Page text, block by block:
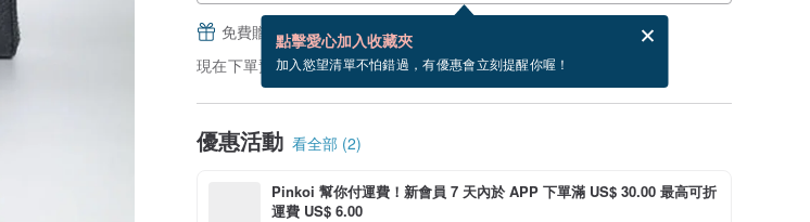
點擊愛心加入收藏夾
加入慾望清單不怕錯過，有優惠會立刻提醒你喔！
免費贈送電子賀卡，結帳完成後填寫
現在下單預估 8/20~8/27 到貨。
優惠活動 看全部 (2)
Pinkoi 幫你付運費！新會員 7 天內於 APP 下單滿 US$ 30.00 最高可折
運費 US$ 6.00